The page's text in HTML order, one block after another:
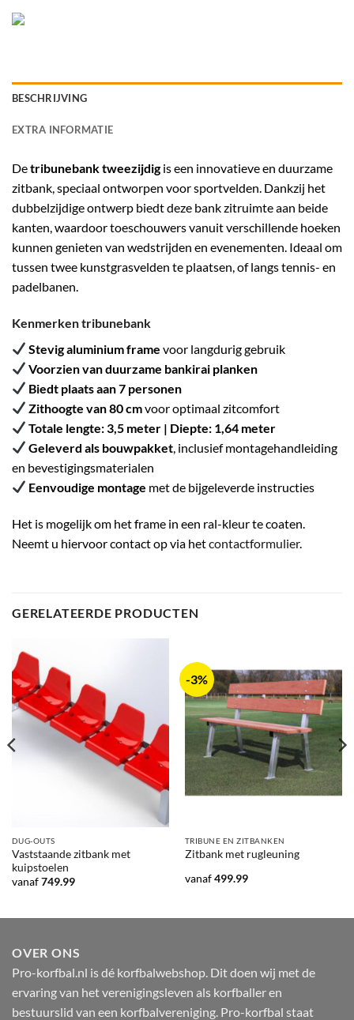
BESCHRIJVING
EXTRA INFORMATIE
Detribunebank tweezijdigis een innovatieve en duurzame
zitbank, speciaal ontworpen voor sportvelden. Dankzij het
dubbelzijdige ontwerp biedt deze bank zitruimte aan beide
kanten, waardoor toeschouwers vanuit verschillende hoeken
kunnen genieten van wedstrijden en evenementen. Ideaal om
tussen twee kunstgrasvelden te plaatsen, of langs tennis- en
padelbanen.
Kenmerken tribunebank
Stevig aluminium frame voor langdurig gebruik
Voorzien van duurzame bankirai planken
Biedt plaats aan 7 personen
Zithoogte van 80 cmvoor optimaal zitcomfort
Totale lengte: 3,5 meter | Diepte: 1,64 meter
Geleverd als bouwpakket, inclusief montagehandleiding
en bevestigingsmaterialen
Eenvoudige montage met de bijgeleverde instructies
Het is mogelijk om het frame in een ral-kleur te coaten.
Neemt u hiervoor contact op via hetcontactformulier.
GERELATEERDE PRODUCTEN
DUG-OUTS
Vaststaande zitbank met
kuipstoelen
vanaf749.99
-3%
TRIBUNE EN ZITBANKEN
Zitbank met rugleuning
vanaf499.99
OVER ONS
Pro-korfbal.nl is dé korfbalwebshop. Dit doen wij met de
ervaring van het verenigingsleven als korfballer en
bestuurslid van een korfbalvereniging. Pro-korfbal staat